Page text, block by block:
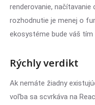
renderovanie, načítavanie
rozhodnutie je menej o
ekosystéme bude váš tím
Rýchly verdikt
Ak nemáte žiadny
voľba sa scvrkáva na